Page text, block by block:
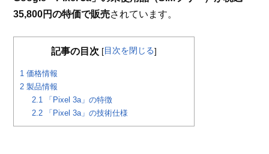
35,800円の特価で販売されています。
記事の目次 [目次を閉じる]
1 価格情報
2 製品情報
2.1 「Pixel 3a」の特徴
2.2 「Pixel 3a」の技術仕様